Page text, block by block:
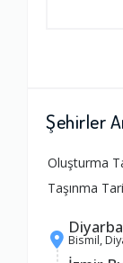
Şehirler
Oluşturma
Taşınma
Bismil,